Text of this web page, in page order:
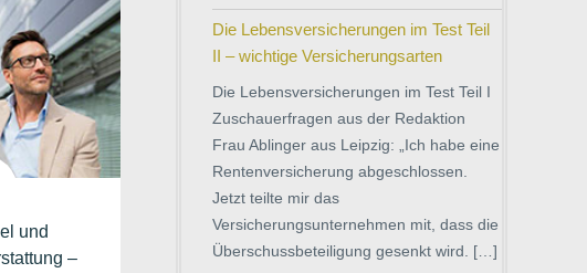
und
–
Die Lebensversicherungen im Test Teil
II – wichtige Versicherungsarten
Die Lebensversicherungen im Test Teil I
Zuschauerfragen aus der Redaktion
Frau Ablinger aus Leipzig: „Ich habe eine
Rentenversicherung abgeschlossen.
Jetzt teilte mir das
Versicherungsunternehmen mit, dass die
Überschussbeteiligung gesenkt wird. […]